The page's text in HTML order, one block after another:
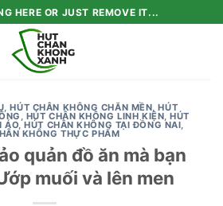
HERE OR JUST REMOVE IT...
,HÚT CHÂN KHÔNG CHĂN MỀN,HÚT
, HÚT CHÂN KHÔNG LINH KIỆN,HÚT
ÁO,HÚT CHÂN KHÔNG TẠI ĐỒNG NAI,
KHÔNG THỰC PHẨM
quản đồ ăn mà bạn
muối và lên men